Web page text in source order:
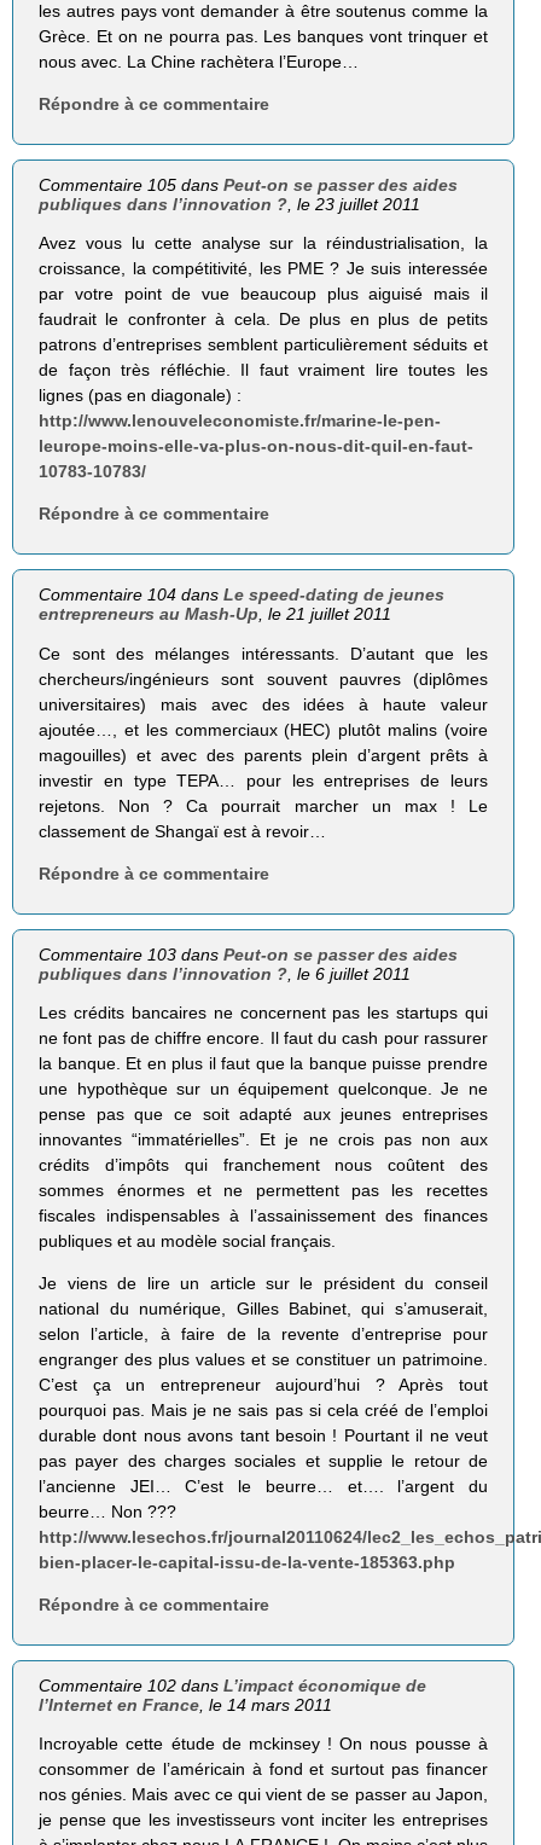
les autres pays vont demander à être soutenus comme la
Grèce. Et on ne pourra pas. Les banques vont trinquer et
nous avec. La Chine rachètera l’Europe…
Répondre à ce commentaire
Commentaire 105 dansPeut-on se passer des aides
publiques dans l’innovation ?, le 23 juillet 2011
Avez vous lu cette analyse sur la réindustrialisation, la
croissance, la compétitivité, les PME ? Je suis interessée
par votre point de vue beaucoup plus aiguisé mais il
faudrait le confronter à cela. De plus en plus de petits
patrons d’entreprises semblent particulièrement séduits et
de façon très réfléchie. Il faut vraiment lire toutes les
lignes (pas en diagonale) :
http://www.lenouveleconomiste.fr/marine-le-pen-
leurope-moins-elle-va-plus-on-nous-dit-quil-en-faut-
10783-10783/
Répondre à ce commentaire
Commentaire 104 dansLe speed-dating de jeunes
entrepreneurs au Mash-Up, le 21 juillet 2011
Ce sont des mélanges intéressants. D’autant que les
chercheurs/ingénieurs sont souvent pauvres (diplômes
universitaires) mais avec des idées à haute valeur
ajoutée…, et les commerciaux (HEC) plutôt malins (voire
magouilles) et avec des parents plein d’argent prêts à
investir en type TEPA… pour les entreprises de leurs
rejetons. Non ? Ca pourrait marcher un max ! Le
classement de Shangaï est à revoir…
Répondre à ce commentaire
Commentaire 103 dansPeut-on se passer des aides
publiques dans l’innovation ? , le 6 juillet 2011
Les crédits bancaires ne concernent pas les startups qui
ne font pas de chiffre encore. Il faut du cash pour rassurer
la banque. Et en plus il faut que la banque puisse prendre
une hypothèque sur un équipement quelconque. Je ne
pense pas que ce soit adapté aux jeunes entreprises
innovantes “immatérielles”. Et je ne crois pas non aux
crédits d’impôts qui franchement nous coûtent des
sommes énormes et ne permettent pas les recettes
fiscales indispensables à l’assainissement des finances
publiques et au modèle social français.
Je viens de lire un article sur le président du conseil
national du numérique, Gilles Babinet, qui s’amuserait,
selon l’article, à faire de la revente d’entreprise pour
engranger des plus values et se constituer un patrimoine.
C’est ça un entrepreneur aujourd’hui ? Après tout
pourquoi pas. Mais je ne sais pas si cela créé de l’emploi
durable dont nous avons tant besoin ! Pourtant il ne veut
pas payer des charges sociales et supplie le retour de
l’ancienne JEI… C’est le beurre… et…. l’argent du
beurre… Non ???
http://www.lesechos.fr/journal20110624/
bien-placer-le-capital-issu-de-la-vente-185363.php
Répondre à ce commentaire
Commentaire 102 dansL’impact économique de
l’Internet en France , le 14 mars 2011
Incroyable cette étude de mckinsey ! On nous pousse à
consommer de l’américain à fond et surtout pas financer
nos génies. Mais avec ce qui vient de se passer au Japon,
je pense que les investisseurs vont inciter les entreprises